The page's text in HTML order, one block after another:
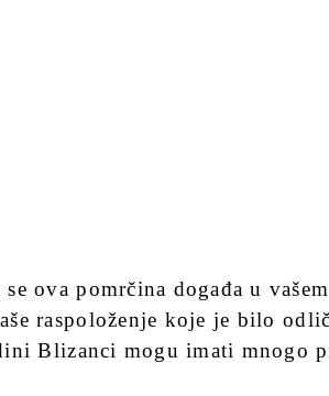
ova pomrčina događa u
raspoloženje koje je bilo
Blizanci mogu imati mnogo